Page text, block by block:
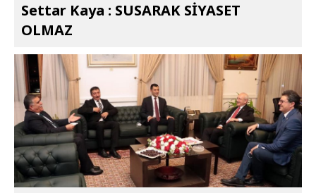
Settar Kaya : SUSARAK SİYASET
OLMAZ